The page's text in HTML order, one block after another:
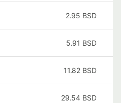
2.95 BSD
5.91 BSD
11.82 BSD
29.54 BSD